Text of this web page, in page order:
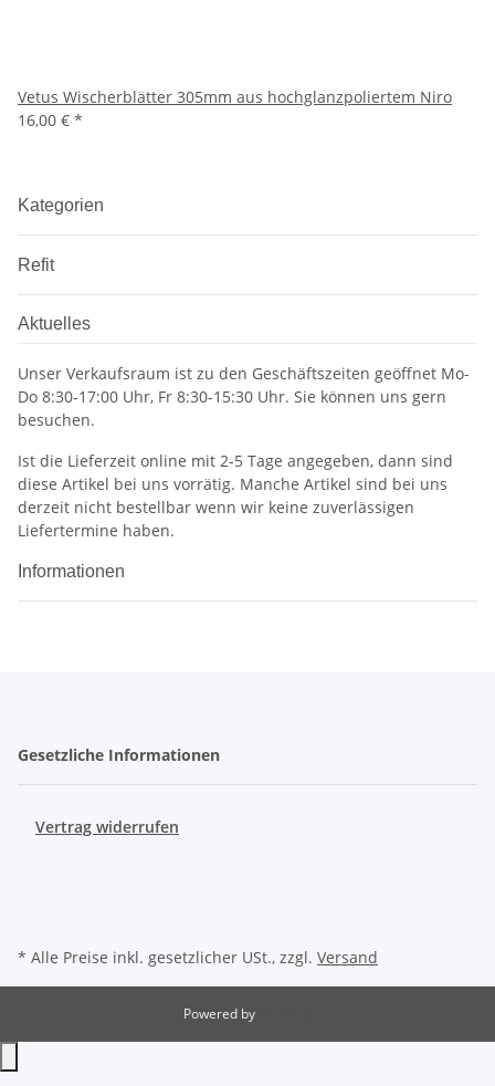
Vetus Wischerblätter 305mm aus hochglanzpoliertem Niro
16,00 € *
Kategorien
Refit
Aktuelles
Unser Verkaufsraum ist zu den Geschäftszeiten geöffnet Mo-
Do 8:30-17:00 Uhr, Fr 8:30-15:30 Uhr. Sie können uns gern
besuchen.
Ist die Lieferzeit online mit 2-5 Tage angegeben, dann sind
diese Artikel bei uns vorrätig. Manche Artikel sind bei uns
derzeit nicht bestellbar wenn wir keine zuverlässigen
Liefertermine haben.
Informationen
Gesetzliche Informationen
Vertrag widerrufen
* Alle Preise inkl. gesetzlicher USt., zzgl. Versand
Powered by